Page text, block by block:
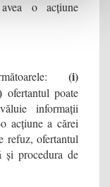
o acțiune
(i)
ofertantul poate
informații
acțiune a cărei
refuz, ofertantul
și procedura de